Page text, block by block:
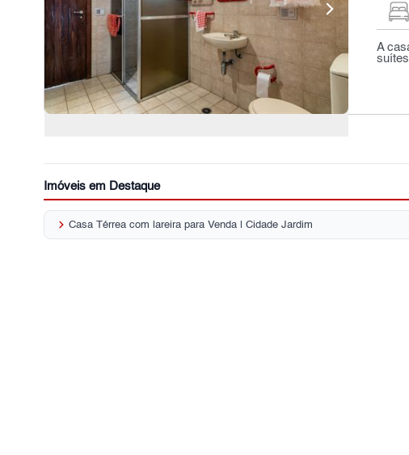
A
Imóveis em Destaque
keyboard_arrow_right Casa Térrea com lareira para Venda | Cidade Jardim